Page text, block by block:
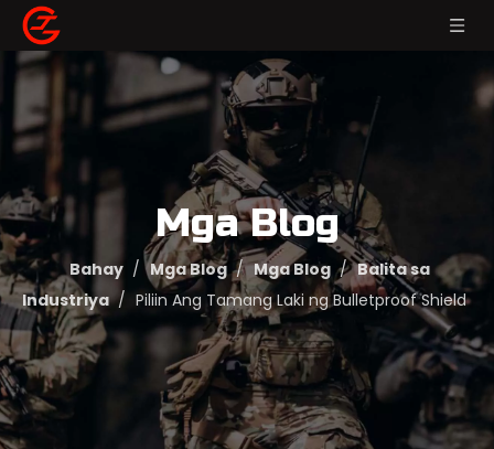
Mga Blog
Bahay / Mga Blog / Mga Blog / Balita sa
Industriya / Piliin Ang Tamang Laki ng Bulletproof Shield